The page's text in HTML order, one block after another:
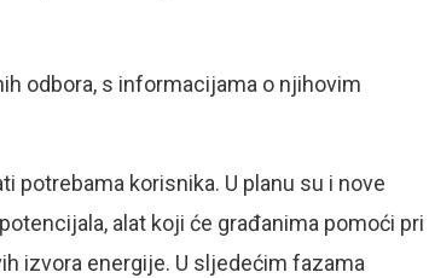
odbora, s informacijama o njihovim
potrebama korisnika. U planu su i nove
alat koji će građanima pomoći pri
izvora energije. U sljedećim fazama